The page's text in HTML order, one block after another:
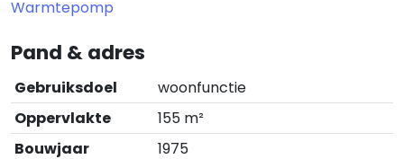
Warmtepomp
Pand & adres
Gebruiksdoel
woonfunctie
Oppervlakte
155 m²
Bouwjaar
1975